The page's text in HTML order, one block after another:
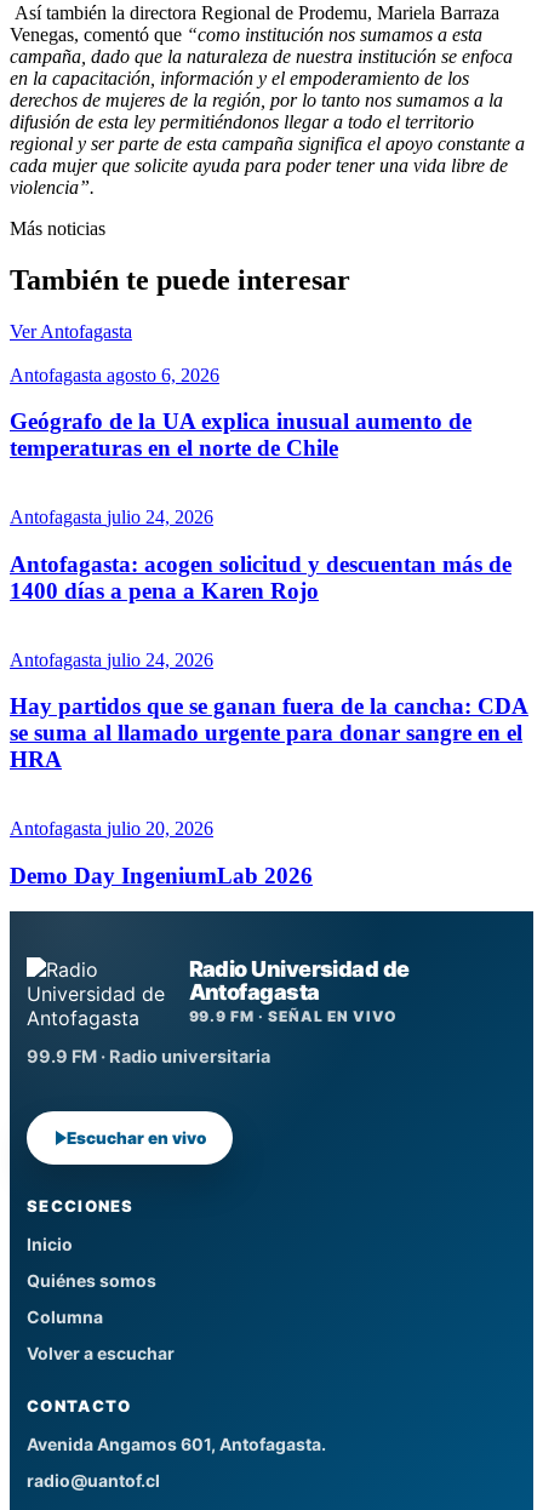
Así también la directora Regional de Prodemu, Mariela Barraza
Venegas, comentó que “como institución nos sumamos a esta
campaña, dado que la naturaleza de nuestra institución se enfoca
en la capacitación, información y el empoderamiento de los
derechos de mujeres de la región, por lo tanto nos sumamos a la
difusión de esta ley permitiéndonos llegar a todo el territorio
regional y ser parte de esta campaña significa el apoyo constante a
cada mujer que solicite ayuda para poder tener una vida libre de
violencia”.
Más noticias
También te puede interesar
Ver Antofagasta
Antofagasta agosto 6, 2026
Geógrafo de la UA explica inusual aumento de
temperaturas en el norte de Chile
Antofagasta julio 24, 2026
Antofagasta: acogen solicitud y descuentan más de
1400 días a pena a Karen Rojo
Antofagasta julio 24, 2026
Hay partidos que se ganan fuera de la cancha: CDA
se suma al llamado urgente para donar sangre en el
HRA
Antofagasta julio 20, 2026
Demo Day IngeniumLab 2026
Radio Universidad de
Antofagasta
99.9 FM · SEÑAL EN VIVO
99.9 FM · Radio universitaria
Escuchar en vivo
SECCIONES
Inicio
Quiénes somos
Columna
Volver a escuchar
CONTACTO
Avenida Angamos 601, Antofagasta.
radio@uantof.cl